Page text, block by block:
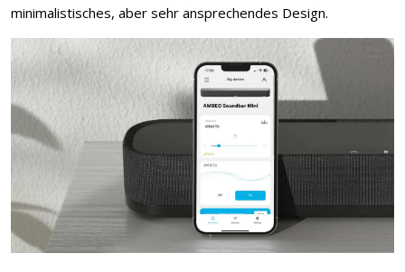
minimalistisches, aber sehr ansprechendes Design.